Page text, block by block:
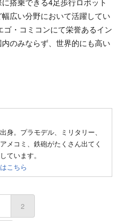
搭乗できる4足歩行ロボット
広い分野において活躍してい
・コミコンにて栄誉あるイン
のみならず、世界的にも高い
身。プラモデル、ミリタリー、
メコミ、鉄砲がたくさん出てく
ています。
こちら
2